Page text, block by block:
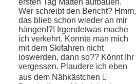
ersten Tag Matten aufbauen.
Wer schreibt den Bericht? Hmm,
das blieb schon wieder an mir
hängen!?! Irgendet­was mache
ich verkehrt. Konnte man mich
mit dem Skifahren nicht
loswerden, dann so?? Könnt Ihr
vergessen. Plaudere ich eben
aus dem Nähkästchen 